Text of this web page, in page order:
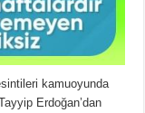
kamuoyunda
Erdoğan’dan